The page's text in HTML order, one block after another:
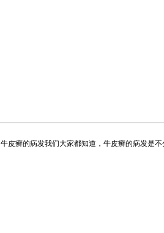
癣的病发我们大家都知道，牛皮癣的病发是不